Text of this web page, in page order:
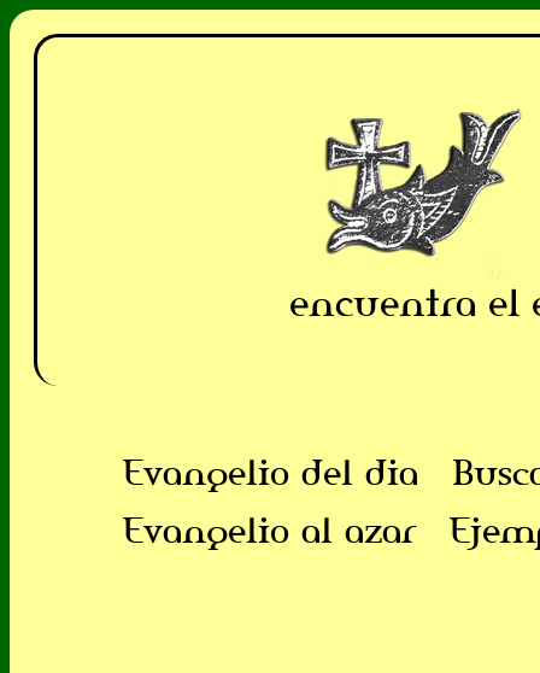
encuentra el
Evangelio del dia
Evangelio al azar